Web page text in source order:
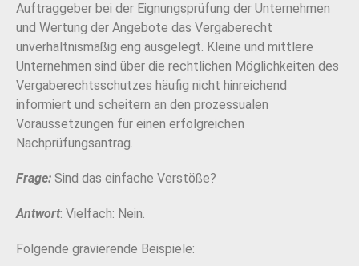
Auftraggeber bei der Eignungsprüfung der Unternehmen
und Wertung der Angebote das Vergaberecht
unverhältnismäßig eng ausgelegt. Kleine und mittlere
Unternehmen sind über die rechtlichen Möglichkeiten des
Vergaberechtsschutzes häufig nicht hinreichend
informiert und scheitern an den prozessualen
Voraussetzungen für einen erfolgreichen
Nachprüfungsantrag.
Frage: Sind das einfache Verstöße?
Antwort: Vielfach: Nein.
Folgende gravierende Beispiele: